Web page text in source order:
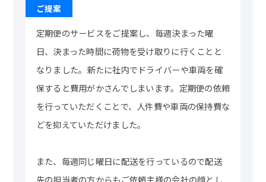
定期便のサービスをご提案し、毎週決まった曜
日、決まった時間に荷物を受け取りに行くことと
なりました。新たに社内でドライバーや車両を確
保すると費用がかさんでしまいます。定期便の依頼
を行っていただくことで、人件費や車両の保持費な
どを抑えていただけました。
また、毎週同じ曜日に配送を行っているので配送
先の担当者の方からもご依頼主様の会社の顔とし